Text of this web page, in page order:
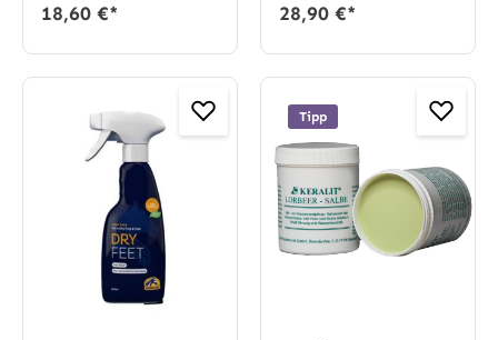
18,60 €* 28,90 €*
Tipp